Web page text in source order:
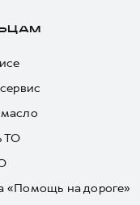
ТО
«Помощь на дороге»